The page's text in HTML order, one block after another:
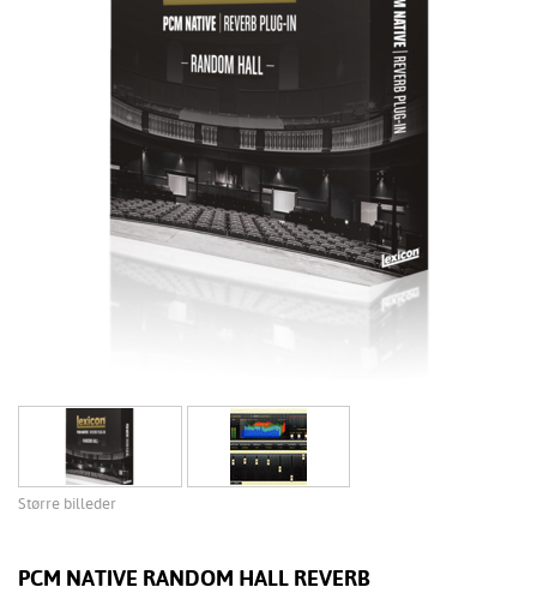
Større billeder
PCM NATIVE RANDOM HALL REVERB